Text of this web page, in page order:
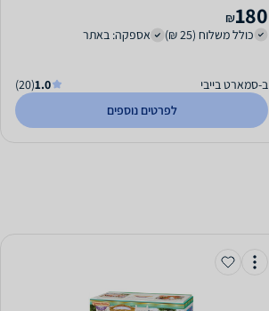
180
₪
כולל משלוח (25 ₪)
אספקה: באתר
ב-סמארט בייבי 1.0
(20)
לפרטים נוספים